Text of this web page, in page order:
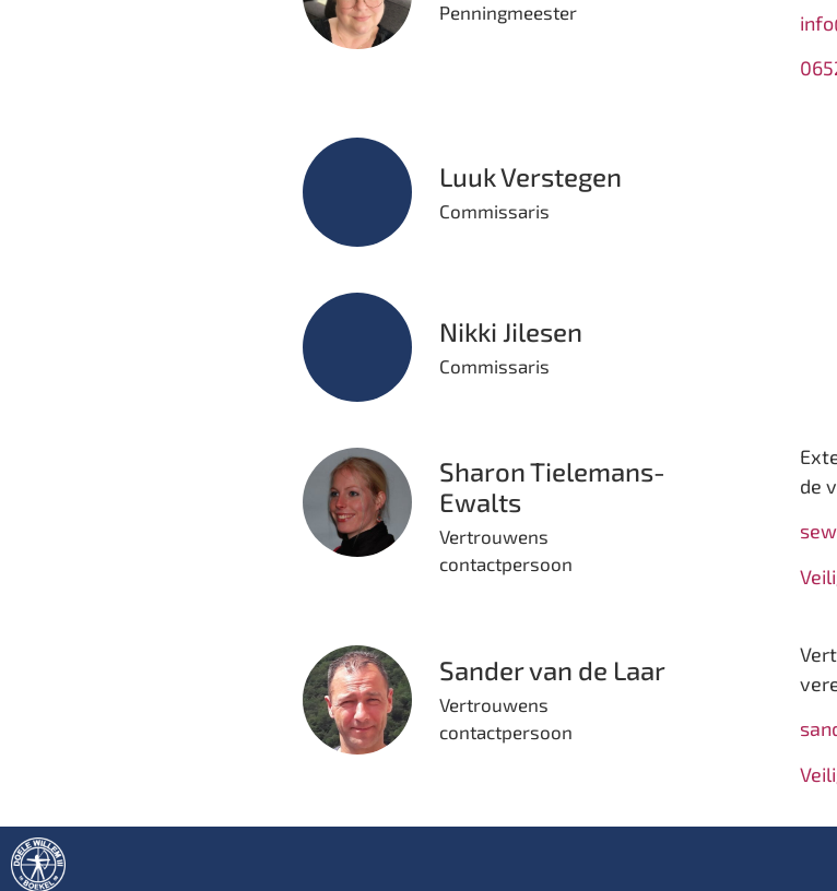
Penningmeester
Luuk Verstegen
Commissaris
Nikki Jilesen
Commissaris
Sharon Tielemans-
Ewalts
Vertrouwens
contactpersoon
de
Sander van de Laar
Vertrouwens
contactpersoon